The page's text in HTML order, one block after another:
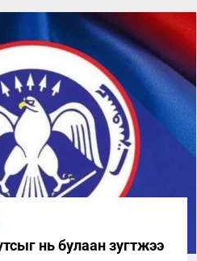
нь булаан зугтжээ